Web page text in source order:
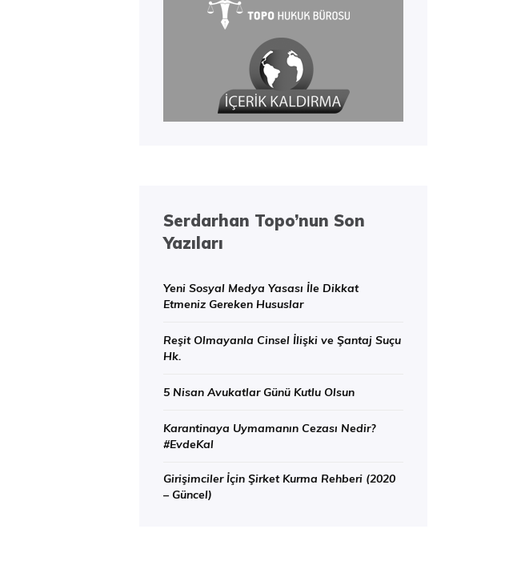
Serdarhan Topo’nun Son
Yazıları
Yeni Sosyal Medya Yasası İle Dikkat
Etmeniz Gereken Hususlar
Reşit Olmayanla Cinsel İlişki ve Şantaj Suçu
Hk.
5 Nisan Avukatlar Günü Kutlu Olsun
Karantinaya Uymamanın Cezası Nedir?
#EvdeKal
Girişimciler İçin Şirket Kurma Rehberi (2020
– Güncel)